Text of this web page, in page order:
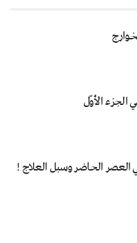
الجزء الأوّل
العصر الحاضر وسبل العلاج !